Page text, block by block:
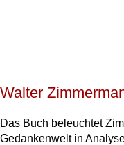
Walter
Das Buch beleuchtet
Gedankenwelt in